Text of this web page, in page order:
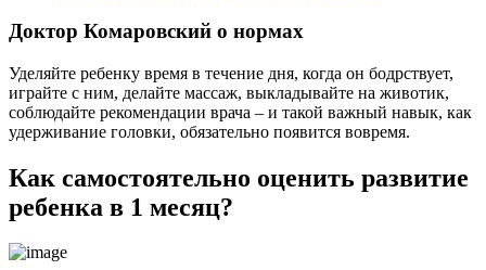
Доктор Комаровский о нормах
Уделяйте ребенку время в течение дня, когда он бодрствует,
играйте с ним, делайте массаж, выкладывайте на животик,
соблюдайте рекомендации врача – и такой важный навык, как
удерживание головки, обязательно появится вовремя.
Как самостоятельно оценить развитие
ребенка в 1 месяц?